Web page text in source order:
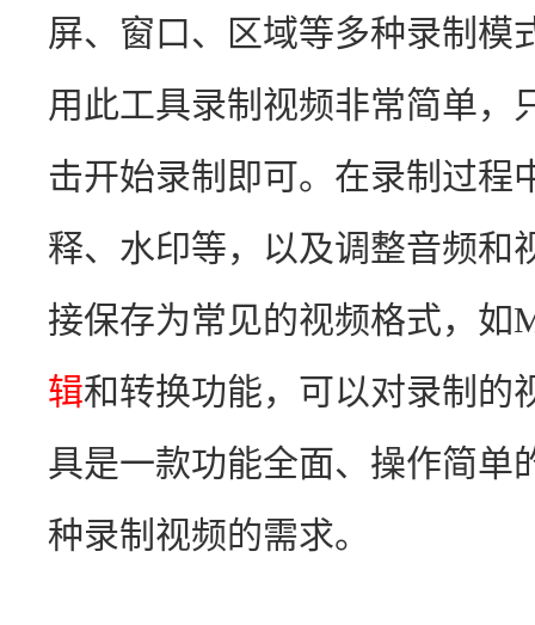
屏、窗口、区域等多种录制模
用此工具录制视频非常简单，
击开始录制即可。在录制过程
释、水印等，以及调整音频和
接保存为常见的视频格式，如
辑和转换功能，可以对录制的
具是一款功能全面、操作简单
种录制视频的需求。